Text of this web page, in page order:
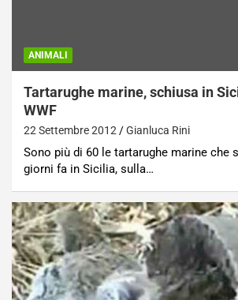
ANIMALI
Tartarughe marine, schiusa in
WWF
22 Settembre 2012 Gianluca Rini
Sono più di 60 le tartarughe marine che
giorni fa in Sicilia, sulla…